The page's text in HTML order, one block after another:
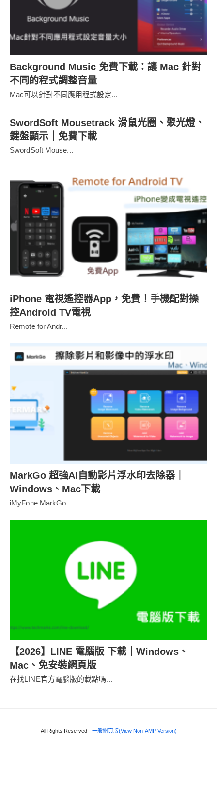
Background Music 免費下載：讓 Mac 針對
不同的程式調整音量
Mac可以針對不同應用程式設定...
SwordSoft Mousetrack 滑鼠光圈、聚光燈、
鍵盤顯示｜免費下載
SwordSoft Mouse...
iPhone 電視遙控器App，免費！手機配對操
控Android TV電視
Remote for Andr...
MarkGo 超強AI自動影片浮水印去除器｜
Windows、Mac下載
iMyFone MarkGo ...
【2026】LINE 電腦版 下載｜Windows、
Mac、免安裝網頁版
在找LINE官方電腦版的載點嗎...
All Rights Reserved 一般網頁版(View Non-AMP Version)